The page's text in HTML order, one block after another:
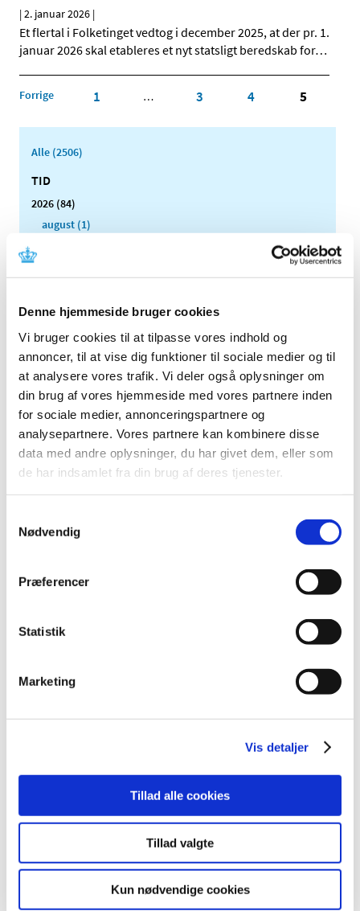
Denne hjemmeside bruger cookies
Vi bruger cookies til at tilpasse vores indhold og
annoncer, til at vise dig funktioner til sociale medier og til
at analysere vores trafik. Vi deler også oplysninger om
din brug af vores hjemmeside med vores partnere inden
for sociale medier, annonceringspartnere og
analysepartnere. Vores partnere kan kombinere disse
data med andre oplysninger, du har givet dem, eller som
de har indsamlet fra din brug af deres tjenester.
Nødvendig
Præferencer
Statistik
Marketing
Vis detaljer
Tillad alle cookies
Tillad valgte
Kun nødvendige cookies
|2. januar 2026 |
Et flertal i Folketinget vedtog i december 2025, at der pr. 1.
januar 2026 skal etableres et nyt statsligt beredskab for…
Forrige 1 … 3 4 5
Alle (2506)
TID
2026 (84)
august (1)
april (6)
februar (11)
januar (16)
2025 (158)
2024 (224)
2023 (195)
2022 (197)
2019 (159)
2017 (167)
2014 (44)
2012 (44)
2008 (8)
2006 (9)